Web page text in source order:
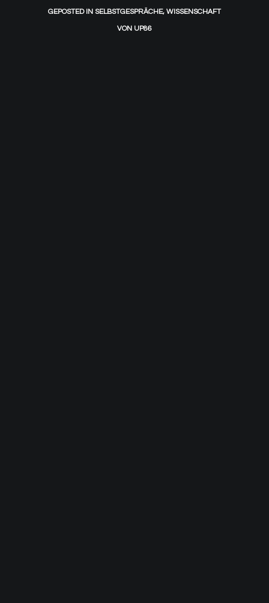
GEPOSTED IN SELBSTGESPRÄCHE, WISSENSCHAFT
VON UP86